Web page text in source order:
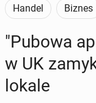
Handel Biznes
"Pubowa
w UK
lokale